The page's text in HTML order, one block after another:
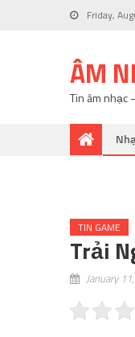
Friday,
ÂM
Tin âm nhạc
TIN GAME
Trải
January